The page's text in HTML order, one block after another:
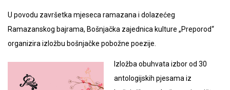
U povodu završetka mjeseca ramazana i dolazećeg
Ramazanskog bajrama, Bošnjačka zajednica kulture „Preporod“
organizira izložbu bošnjačke pobožne poezije.
Izložba obuhvata izbor od 30
antologijskih pjesama iz